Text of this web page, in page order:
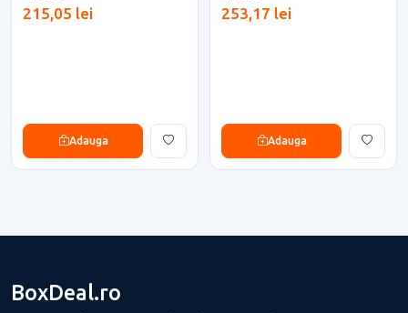
215,05 lei
Adauga
253,17 lei
Adauga
BoxDeal.ro